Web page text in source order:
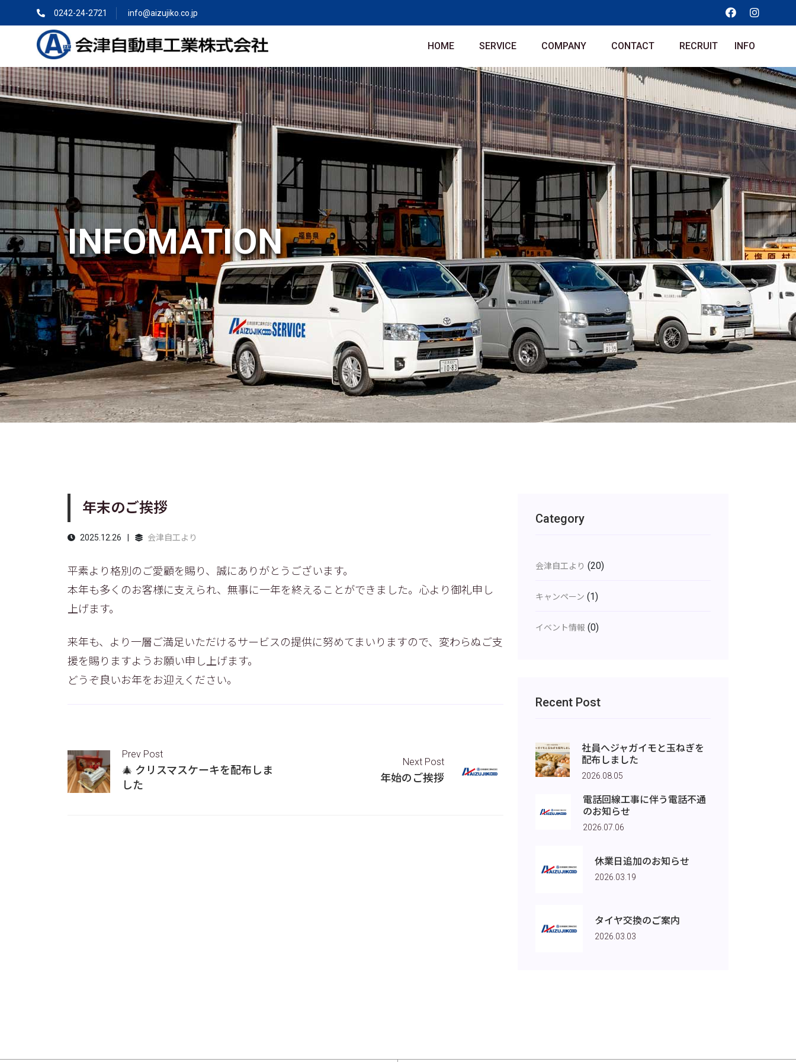
0242-24-2721 info@aizujiko.co.jp
HOME SERVICE COMPANY CONTACT RECRUIT INFO
INFOMATION
年末のご挨拶
2025.12.26 会津自工より
平素より格別のご愛顧を賜り、誠にありがとうございます。
本年も多くのお客様に支えられ、無事に一年を終えることができました。心より御礼申し
上げます。
来年も、より一層ご満足いただけるサービスの提供に努めてまいりますので、変わらぬご支
援を賜りますようお願い申し上げます。
どうぞ良いお年をお迎えください。
Prev Post
🎄 クリスマスケーキを配布しま
した
Next Post
年始のご挨拶
Category
会津自工より (20)
キャンペーン (1)
イベント情報 (0)
Recent Post
社員へジャガイモと玉ねぎを
配布しました
2026.08.05
電話回線工事に伴う電話不通
のお知らせ
2026.07.06
休業日追加のお知らせ
2026.03.19
タイヤ交換のご案内
2026.03.03